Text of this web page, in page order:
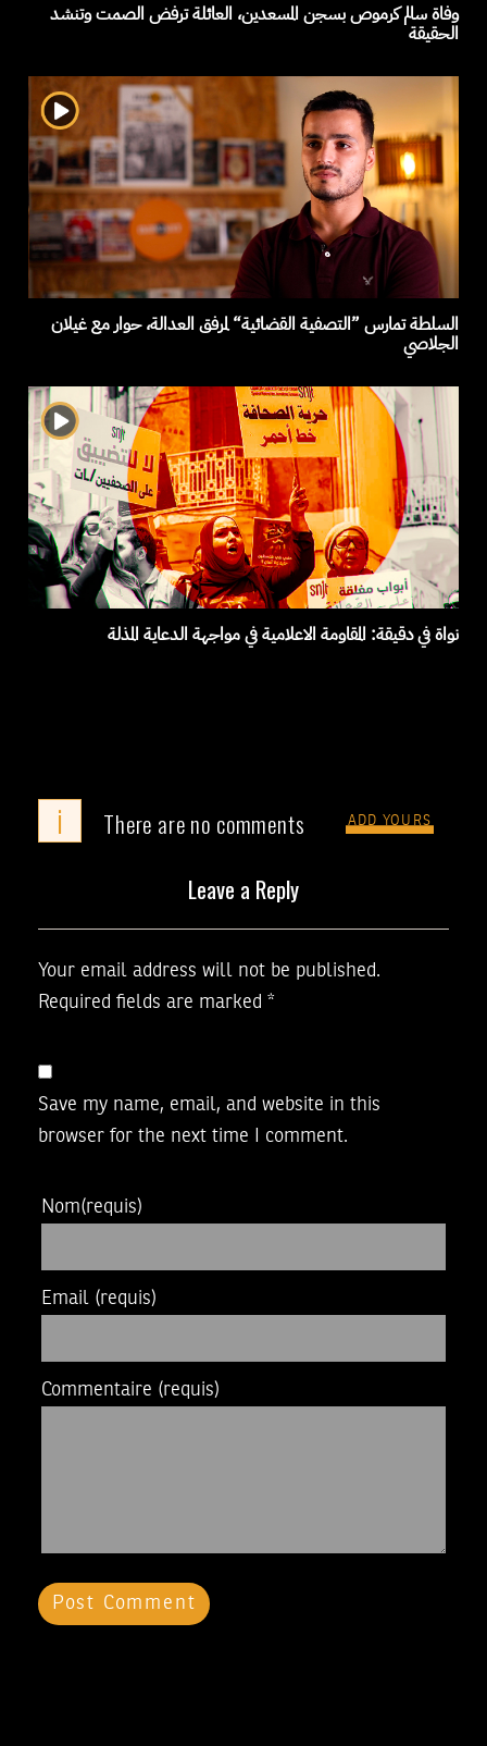
وفاة سالم كرموص بسجن المسعدين، العائلة ترفض الصمت وتنشد
الحقيقة
السلطة تمارس ”التصفية القضائية“ لمرفق العدالة، حوار مع غيلان
الجلاصي
نواة في دقيقة: المقاومة الاعلامية في مواجهة الدعاية المذلة
i There are no comments ADD YOURS
Leave a Reply
Your email address will not be published.
Required fields are marked *
Save my name, email, and website in this
browser for the next time I comment.
Nom(requis)
Email (requis)
Commentaire (requis)